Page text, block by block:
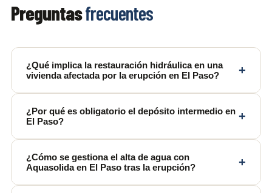
Preguntasfrecuentes
¿Qué implica la restauración hidráulica en una
vivienda afectada por la erupción en El Paso?
+
¿Por qué es obligatorio el depósito intermedio en
El Paso?
+
¿Cómo se gestiona el alta de agua con
Aquasolida en El Paso tras la erupción?
+